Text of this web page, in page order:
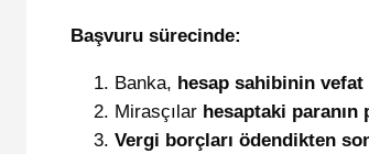
Başvuru sürecinde:
Banka, hesap sahibinin
Mirasçılar hesaptaki paranın
Vergi borçları ödendikten